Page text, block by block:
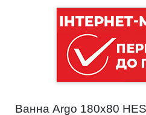
Ванна Argo 180x80